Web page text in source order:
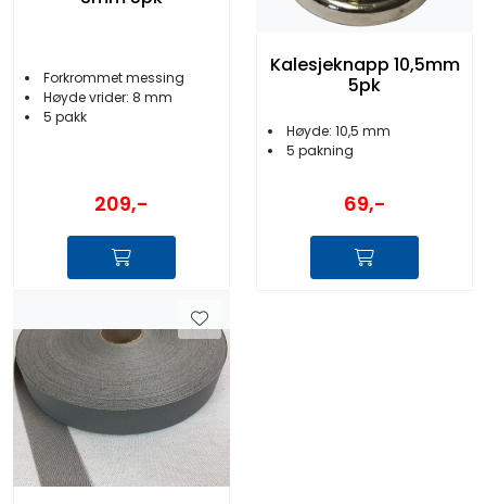
Forkrommet messing
Høyde vrider: 8 mm
5 pakk
209,-
Kalesjeknapp 10,5mm
5pk
Høyde: 10,5 mm
5 pakning
69,-